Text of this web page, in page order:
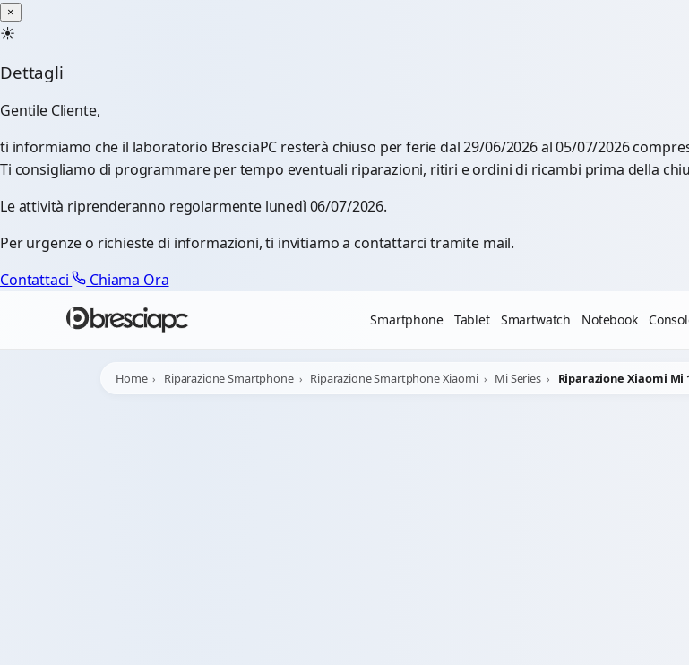
×
☀️
Dettagli
Gentile Cliente,
ti informiamo che il laboratorio BresciaPC resterà chiuso per ferie dal 29/06/2026 al 05/07/2026
Ti consigliamo di programmare per tempo eventuali riparazioni, ritiri e ordini di ricambi prima della
Le attività riprenderanno regolarmente lunedì 06/07/2026.
Per urgenze o richieste di informazioni, ti invitiamo a contattarci tramite mail.
Contattaci
Chiama Ora
Smartphone Tablet Smartwatch Notebook
Home Riparazione Smartphone Riparazione Smartphone Xiaomi Mi Series Riparazione Xiaomi Mi